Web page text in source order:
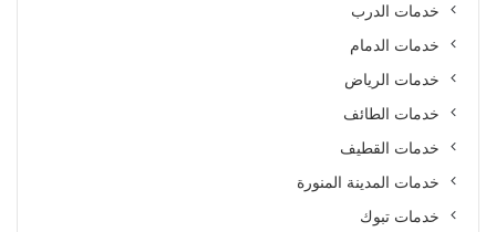
خدمات الدرب
خدمات الدمام
خدمات الرياض
خدمات الطائف
خدمات القطيف
خدمات المدينة المنورة
خدمات تبوك